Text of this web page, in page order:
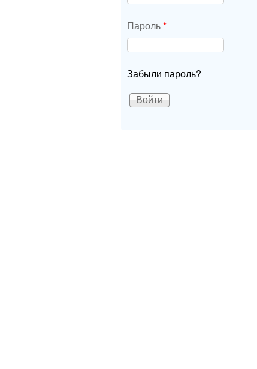
Пароль*
Забыли пароль?